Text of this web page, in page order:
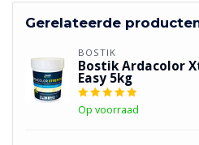
Gerelateerde
BOSTIK
Bostik Ardacolor
Easy 5kg
Op voorraad